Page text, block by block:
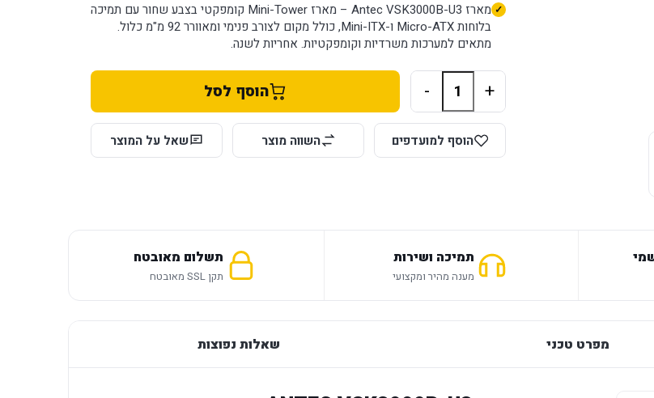
מארז Antec VSK3000B-U3 – מארז Mini-Tower קומפקטי בצבע שחור עם תמיכה
בלוחות Micro-ATX ו-Mini-ITX, כולל מקום לצורב פנימי ומאוורר 92 מ"מ כלול.
מתאים למערכות משרדיות וקומפקטיות. אחריות לשנה.
+
- הוסף לסל
הוסף למועדפים השווה מוצר שאל על המוצר
תמיכה ושירות
מענה מהיר ומקצועי
תשלום מאובטח
תקן SSL מאובטח
מפרט טכני שאלות נפוצות